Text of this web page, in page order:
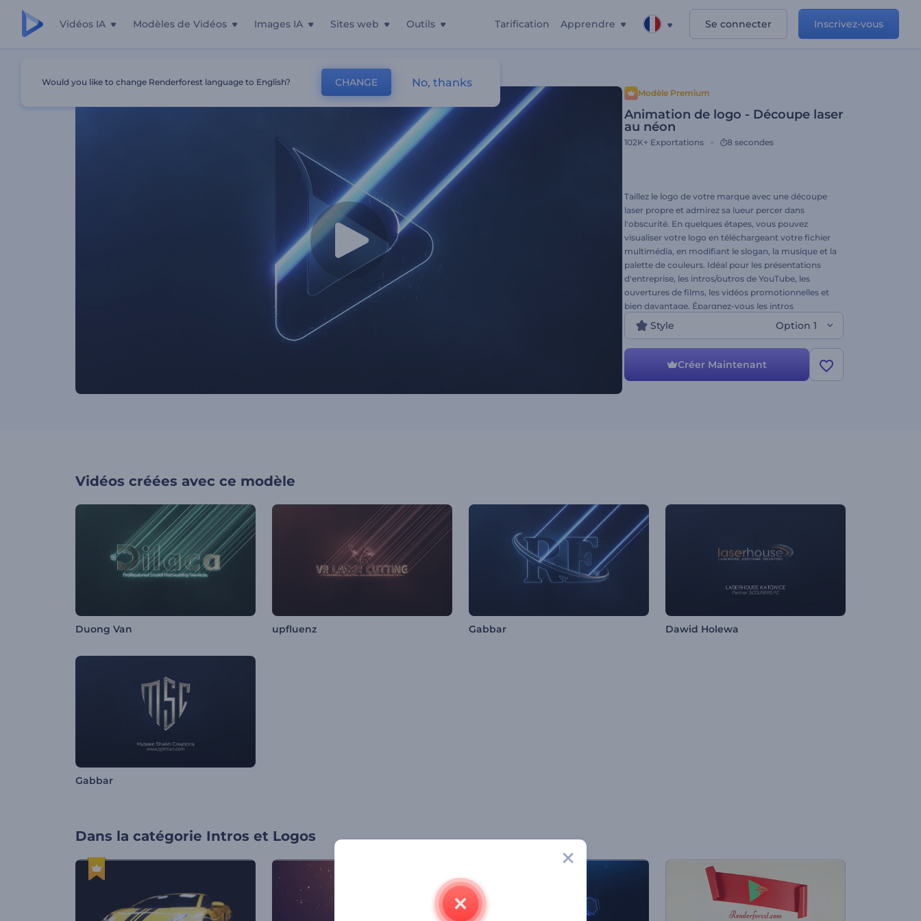
Vidéos IA Modèles de Vidéos Images IA Sites web Outils Tarification Apprendre Se connecter Inscrivez-vous
Animation De Logo - Découpe Laser Au Néon
Modèle Premium
Animation de logo - Découpe laser
au néon
102K+ Exportations 8 secondes
Taillez le logo de votre marque avec une découpe
laser propre et admirez sa lueur percer dans
l'obscurité. En quelques étapes, vous pouvez
visualiser votre logo en téléchargeant votre fichier
multimédia, en modifiant le slogan, la musique et la
palette de couleurs. Idéal pour les présentations
d'entreprise, les intros/outros de YouTube, les
ouvertures de films, les vidéos promotionnelles et
bien davantage. Épargnez-vous les intros
ennuyeuses et récupérez votre logo découpé au
laser de néon dès aujourd'hui !
Style Option 1
Créer Maintenant
Vidéos créées avec ce modèle
Duong Van upfluenz Gabbar Dawid Holewa
Gabbar
Dans la catégorie Intros et Logos
Would you like to change Renderforest language to English? CHANGE No, thanks